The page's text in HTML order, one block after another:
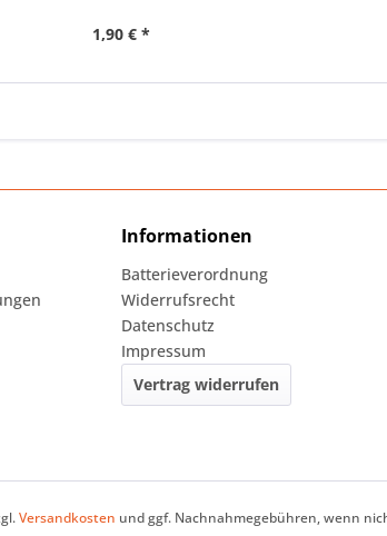
1,90 € *
Informationen
Batterieverordnung
Widerrufsrecht
Datenschutz
Impressum
Vertrag widerrufen
Versandkosten und ggf. Nachnahmegebühren, wenn